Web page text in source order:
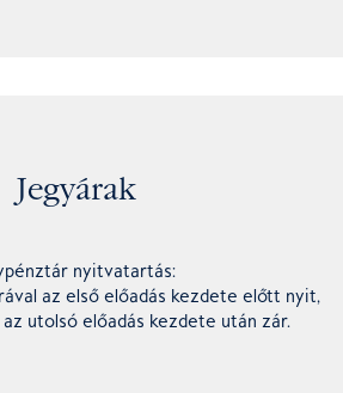
Jegyárak
nyitvatartás:
az első előadás kezdete előtt nyit,
utolsó előadás kezdete után zár.